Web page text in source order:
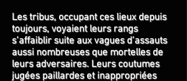
Les tribus, occupant ces lieux depuis
toujours, voyaient leurs rangs
s’affaiblir suite aux vagues d’assauts
aussi nombreuses que mortelles de
leurs adversaires. Leurs coutumes
jugées paillardes et inappropriées